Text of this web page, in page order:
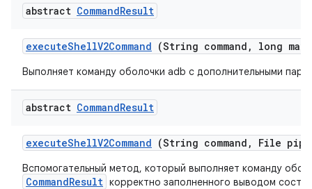
abstract CommandResult
executeShellV2Command (String command , long max
Выполняет команду оболочки adb с дополнительными
abstract CommandResult
executeShellV2Command (String command , File pipe
Вспомогательный метод, который выполняет команду
CommandResult корректно заполненного выводом